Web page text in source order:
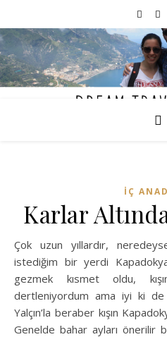
İÇ
Karlar
Çok uzun yıllardır, neredeyse ilk okuldan beri gitmek
istediğim bir yerdi
gezmek kısmet oldu,
dertleniyordum ama iyi ki de
Yalçın’la beraber kışın
Genelde bahar ayları önerilir